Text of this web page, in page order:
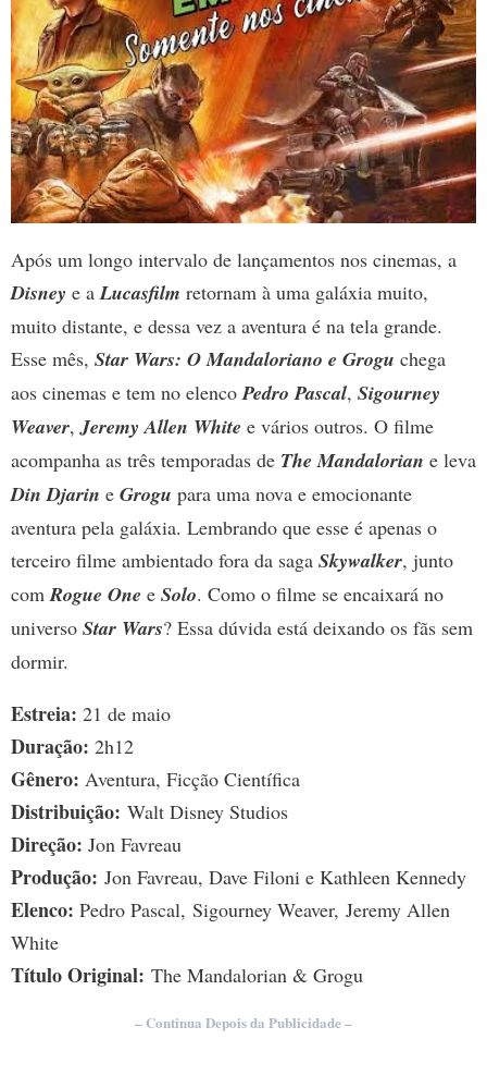
Após um longo intervalo de lançamentos nos cinemas, a
Disney e aLucasfilm retornam à uma galáxia muito,
muito distante, e dessa vez a aventura é na tela grande.
Esse mês, Star Wars: O Mandaloriano e Grogu chega
aos cinemas e tem no elencoPedro Pascal, Sigourney
Weaver,Jeremy Allen White e vários outros. O filme
acompanha as três temporadas de The Mandalorian e leva
Din Djarin e Grogu para uma nova e emocionante
aventura pela galáxia. Lembrando que esse é apenas o
terceiro filme ambientado fora da saga Skywalker, junto
comRogue One e Solo. Como o filme se encaixará no
universo Star Wars? Essa dúvida está deixando os fãs sem
dormir.
Estreia: 21 de maio
Duração: 2h12
Gênero: Aventura, Ficção Científica
Distribuição: Walt Disney Studios
Direção: Jon Favreau
Produção: Jon Favreau, Dave Filoni e Kathleen Kennedy
Elenco: Pedro Pascal, Sigourney Weaver, Jeremy Allen
White
Título Original: The Mandalorian & Grogu
– Continua Depois da Publicidade –